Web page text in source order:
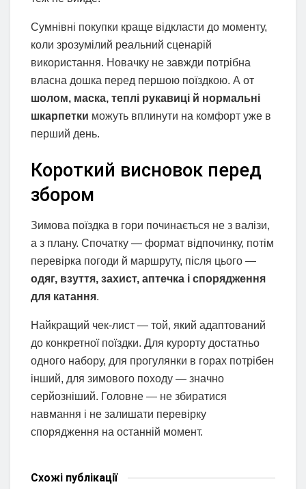
Сумнівні покупки краще відкласти до моменту,
коли зрозумілий реальний сценарій
використання. Новачку не завжди потрібна
власна дошка перед першою поїздкою. А от
шолом, маска, теплі рукавиці й нормальні
шкарпетки можуть вплинути на комфорт уже в
перший день.
Короткий висновок перед
збором
Зимова поїздка в гори починається не з валізи,
а з плану. Спочатку — формат відпочинку, потім
перевірка погоди й маршруту, після цього —
одяг, взуття, захист, аптечка і спорядження
для катання.
Найкращий чек-лист — той, який адаптований
до конкретної поїздки. Для курорту достатньо
одного набору, для прогулянки в горах потрібен
інший, для зимового походу — значно
серйозніший. Головне — не збиратися
навмання і не залишати перевірку
спорядження на останній момент.
Схожі публікації